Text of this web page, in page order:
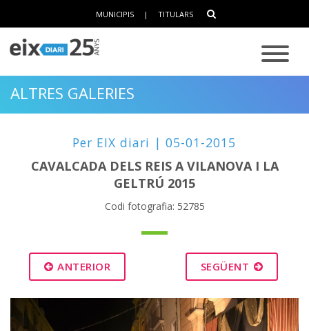
MUNICIPIS | TITULARS
ALTRES GALERIES
Per EIX diari | 05-01-2015
CAVALCADA DELS REIS A VILANOVA I LA
GELTRÚ 2015
Codi fotografia: 52785
ANTERIOR SEGÜENT